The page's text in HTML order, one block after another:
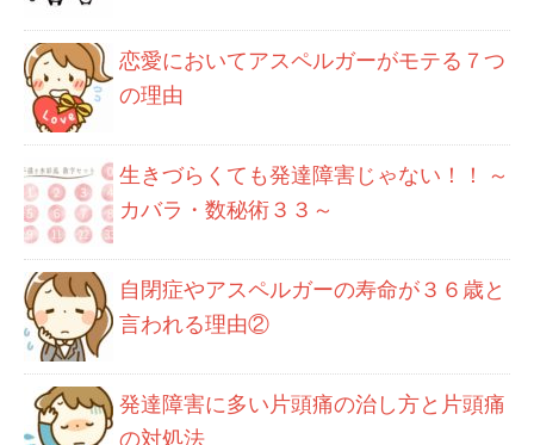
恋愛においてアスペルガーがモテる７つ
の理由
生きづらくても発達障害じゃない！！ ～
カバラ・数秘術３３～
自閉症やアスペルガーの寿命が３６歳と
言われる理由②
発達障害に多い片頭痛の治し方と片頭痛
の対処法